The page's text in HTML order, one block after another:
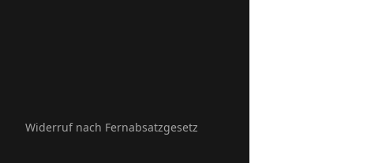
Widerruf nach Fernabsatzgesetz